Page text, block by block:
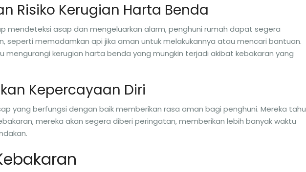
Risiko Kerugian Harta Benda
mendeteksi asap dan mengeluarkan alarm, penghuni rumah dapat segera
seperti memadamkan api jika aman untuk melakukannya atau mencari bantuan.
mengurangi kerugian harta benda yang mungkin terjadi akibat kebakaran yang
Kepercayaan Diri
yang berfungsi dengan baik memberikan rasa aman bagi penghuni. Mereka tahu
mereka akan segera diberi peringatan, memberikan lebih banyak waktu